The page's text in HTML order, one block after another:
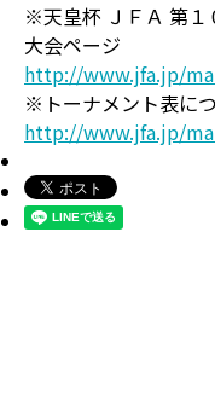
※天皇杯 ＪＦＡ 第１
大会ページ
http://www.jfa.jp/
※トーナメント表に
http://www.jfa.jp/